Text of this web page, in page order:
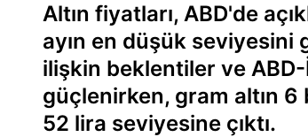
Altın fiyatları, ABD'de
ayın en düşük seviyesini
ilişkin beklentiler ve
güçlenirken, gram altın 6
52 lira seviyesine çıktı.